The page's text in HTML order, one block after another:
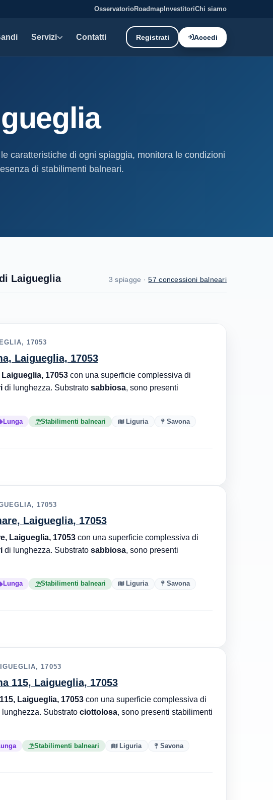
OsservatorioRoadmap InvestitoriChi siamo
Servizi
Atti, soggetti e canoni del demanio
marittimo.
Concessioni balneari
Spiagge
Contatti Registrati Accedi
caratteristiche di ogni spiaggia, monitora le condizioni
di stabilimenti balneari.
Laigueglia 3 spiagge ·57 concessioni balneari
17053
Laigueglia, 17053
17053con una superficie complessiva di
di lunghezza. Substrato sabbiosa, sono presenti
Lunga Stabilimenti balneari Liguria
Savona
17053
Laigueglia, 17053
Laigueglia, 17053con una superficie complessiva di
di lunghezza. Substrato sabbiosa, sono presenti
Lunga Stabilimenti balneari Liguria
Savona
17053
115, Laigueglia, 17053
Laigueglia, 17053con una superficie complessiva di
Substrato ciottolosa, sono presenti stabilimenti
Stabilimenti balneari Liguria
Savona